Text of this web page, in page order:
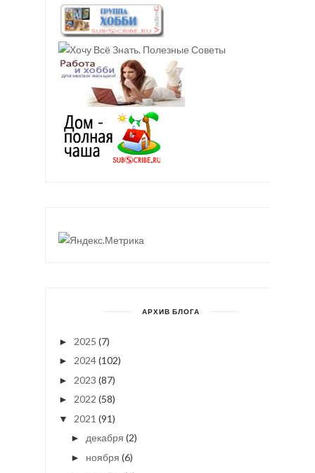
АРХИВ БЛОГА
► 2025 (7)
► 2024(102)
► 2023 (87)
► 2022 (58)
▼ 2021 (91)
► декабря (2)
► ноября (6)